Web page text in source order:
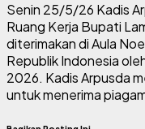
Senin 25/5/26 Kadis
Ruang Kerja Bupati
diterimakan di Aula
Republik Indonesia
2026. Kadis Arpusda
untuk menerima